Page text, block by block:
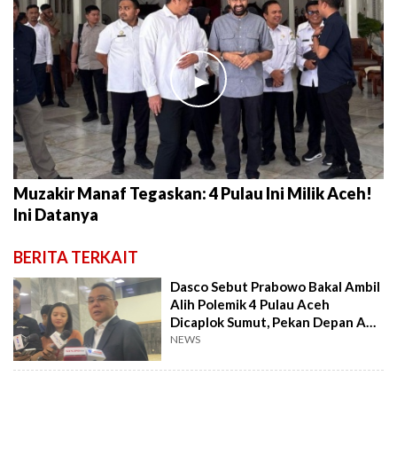
►
Muzakir Manaf Tegaskan: 4 Pulau Ini Milik Aceh!
Ini Datanya
BERITA TERKAIT
Dasco Sebut Prabowo Bakal Ambil
Alih Polemik 4 Pulau Aceh
Dicaplok Sumut, Pekan Depan Ada
Keputusan
NEWS